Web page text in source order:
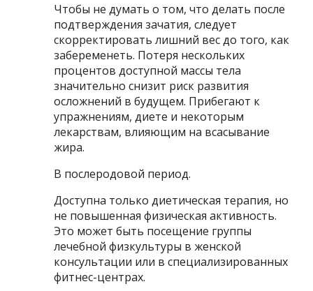
Чтобы не думать о том, что делать после
подтверждения зачатия, следует
скорректировать лишний вес до того, как
забеременеть. Потеря нескольких
процентов доступной массы тела
значительно снизит риск развития
осложнений в будущем. Прибегают к
упражнениям, диете и некоторым
лекарствам, влияющим на всасывание
жира.
В послеродовой период.
Доступна только диетическая терапия, но
не повышенная физическая активность.
Это может быть посещение группы
лечебной физкультуры в женской
консультации или в специализированных
фитнес-центрах.